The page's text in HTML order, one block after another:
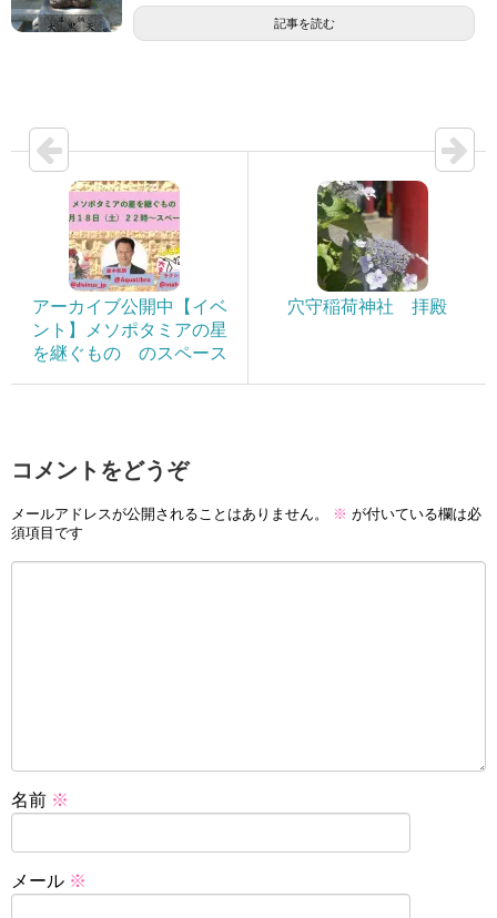
記事を読む
アーカイブ公開中【イベ
ント】メソポタミアの星
を継ぐもの のスペース
穴守稲荷神社 拝殿
コメントをどうぞ
メールアドレスが公開されることはありません。 ※ が付いている欄は必
須項目です
名前 ※
メール ※